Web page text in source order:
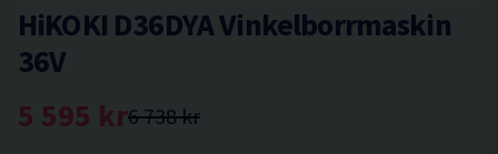
HiKOKI D36DYA Vinkelborrmaskin
36V
6 738 kr
5 595 kr